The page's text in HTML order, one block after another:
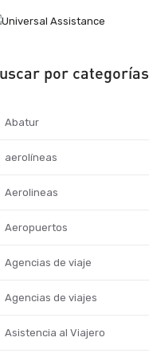
por categorías
Abatur
aerolíneas
Aerolineas
Aeropuertos
Agencias de viaje
Agencias de viajes
Asistencia al Viajero